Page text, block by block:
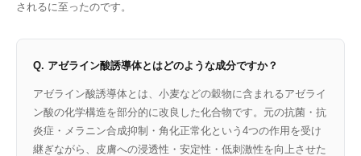
されるに至ったのです。
Q. アゼライン酸誘導体とはどのような成分ですか？
アゼライン酸誘導体とは、小麦などの穀物に含まれるアゼライ
ン酸の化学構造を部分的に改良した化合物です。元の抗菌・抗
炎症・メラニン合成抑制・角化正常化という4つの作用を受け
継ぎながら、皮膚への浸透性・安定性・低刺激性を向上させた